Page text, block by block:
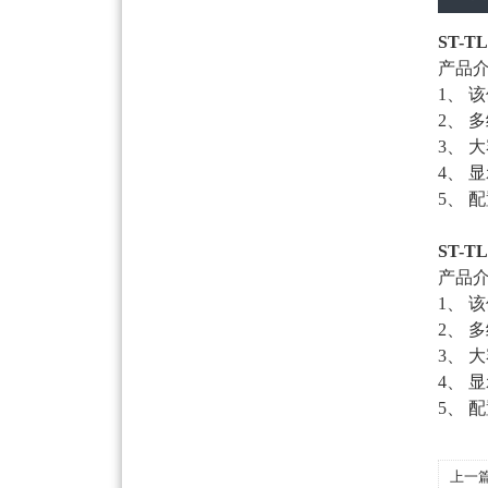
ST-
产品
1、
2、
3、
4、
5、
ST-
产品
1、
2、
3、
4、
5、
上一